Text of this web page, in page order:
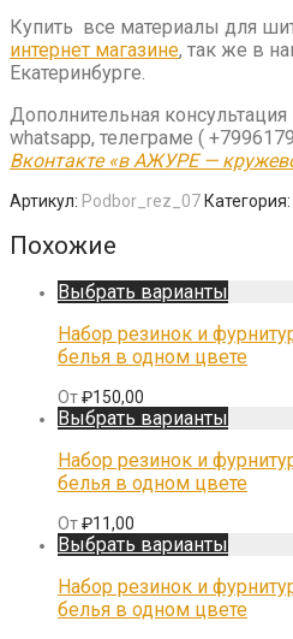
Купить все материалы для
интернет магазине, так же в
Екатеринбурге.
Дополнительная консультация
whatsapp, телеграме (
Вконтакте «в АЖУРЕ —
Артикул: Podbor_rez_07Категория:
Похожие
Выбрать варианты
Набор резинок и
белья в одном цвете
От₽150,00
Выбрать варианты
Набор резинок и
белья в одном цвете
От₽11,00
Выбрать варианты
Набор резинок и
белья в одном цвете